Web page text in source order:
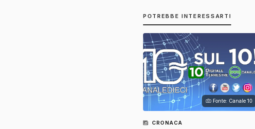
POTREBBE INTERESSARTI
Fonte: Canale 10
CRONACA